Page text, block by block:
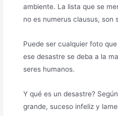
ambiente. La lista que se
no es numerus clausus, son
Puede ser cualquier foto
ese desastre se deba a la
seres humanos.
Y qué es un desastre?
grande, suceso infeliz y